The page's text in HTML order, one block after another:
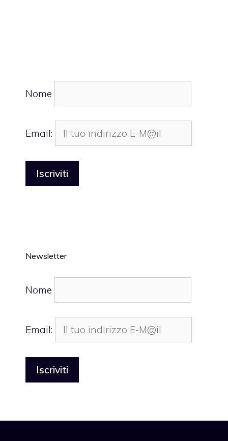
Nome
Email:
Newsletter
Nome
Email: